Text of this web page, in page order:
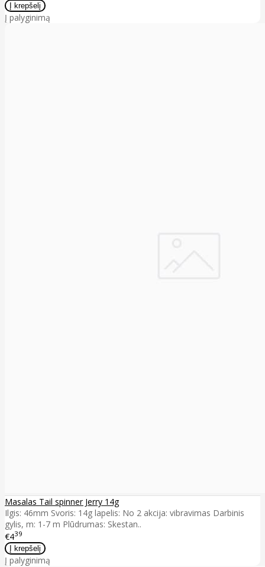
Į palyginimą
Masalas Tail spinner Jerry 14g
Ilgis: 46mm Svoris: 14g lapelis: No 2 akcija: vibravimas Darbinis
gylis, m: 1-7 m Plūdrumas: Skestan..
€439
Į palyginimą